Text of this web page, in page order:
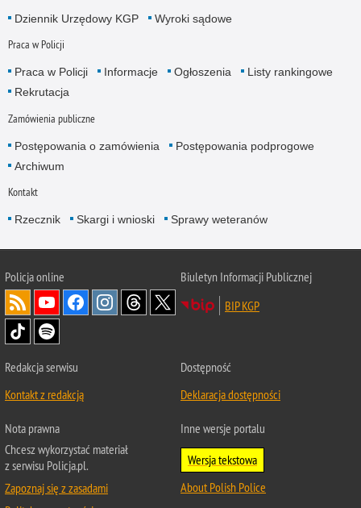
Dziennik Urzędowy KGP Wyroki sądowe
Praca w Policji
Praca w Policji Informacje Ogłoszenia
Listy rankingowe
Rekrutacja
Zamówienia publiczne
Postępowania o zamówienia
Postępowania podprogowe
Archiwum
Kontakt
Rzecznik Skargi i wnioski Sprawy weteranów
Policjaonline
Biuletyn Informacji Publicznej
BIP KGP
Redakcja serwisu
Kontakt z redakcją
Dostępność
Deklaracja dostępności
Nota prawna
Chcesz wykorzystać materiał
z serwisu Policja.pl.
Zapoznaj się z zasadami
Inne wersje portalu
Wersja tekstowa
About Polish Police